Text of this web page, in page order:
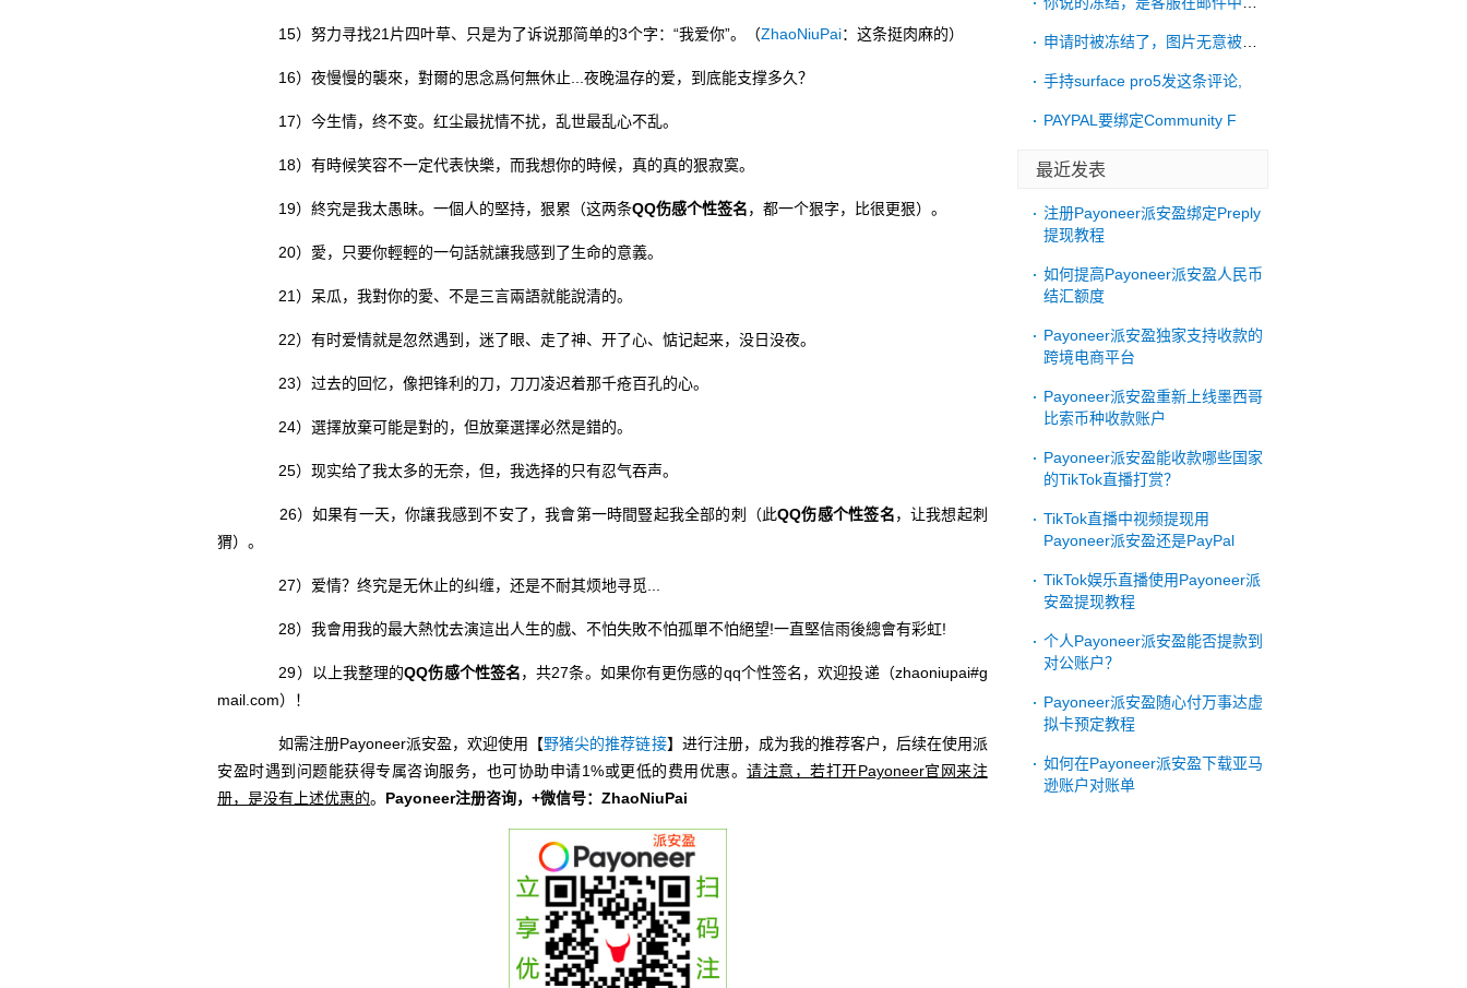
15）努力寻找21片四叶草、只是为了诉说那简单的3个字：“我爱你”。（ZhaoNiuPai：这条挺肉麻的）
16）夜慢慢的襲來，對爾的思念爲何無休止...夜晚温存的爱，到底能支撑多久？
17）今生情，终不变。红尘最扰情不扰，乱世最乱心不乱。
18）有時候笑容不一定代表快樂，而我想你的時候，真的真的狠寂寞。
19）終究是我太愚昧。一個人的堅持，狠累（这两条QQ伤感个性签名，都一个狠字，比很更狠）。
20）愛，只要你輕輕的一句話就讓我感到了生命的意義。
21）呆瓜，我對你的愛、不是三言兩語就能說清的。
22）有时爱情就是忽然遇到，迷了眼、走了神、开了心、惦记起来，没日没夜。
23）过去的回忆，像把锋利的刀，刀刀凌迟着那千疮百孔的心。
24）選擇放棄可能是對的，但放棄選擇必然是錯的。
25）现实给了我太多的无奈，但，我选择的只有忍气吞声。
26）如果有一天，你讓我感到不安了，我會第一時間豎起我全部的刺（此QQ伤感个性签名，让我想起刺
猬）。
27）爱情？终究是无休止的纠缠，还是不耐其烦地寻觅...
28）我會用我的最大熱忱去演這出人生的戲、不怕失敗不怕孤單不怕絕望!一直堅信雨後總會有彩虹!
29）以上我整理的QQ伤感个性签名，共27条。如果你有更伤感的qq个性签名，欢迎投递（zhaoniupai#g
mail.com）！
如需注册Payoneer派安盈，欢迎使用【野猪尖的推荐链接】进行注册，成为我的推荐客户，后续在使用派
安盈时遇到问题能获得专属咨询服务，也可协助申请1%或更低的费用优惠。请注意，若打开Payoneer官网来注
册，是没有上述优惠的。 Payoneer注册咨询，+微信号：ZhaoNiuPai
手持surface pro5发这条评论,
PAYPAL要绑定Community F
最近发表
注册Payoneer派安盈绑定Preply
提现教程
如何提高Payoneer派安盈人民币
结汇额度
Payoneer派安盈独家支持收款的
跨境电商平台
Payoneer派安盈重新上线墨西哥
比索币种收款账户
Payoneer派安盈能收款哪些国家
的TikTok直播打赏？
TikTok直播中视频提现用
Payoneer派安盈还是PayPal
TikTok娱乐直播使用Payoneer派
安盈提现教程
个人Payoneer派安盈能否提款到
对公账户？
Payoneer派安盈随心付万事达虚
拟卡预定教程
如何在Payoneer派安盈下载亚马
逊账户对账单